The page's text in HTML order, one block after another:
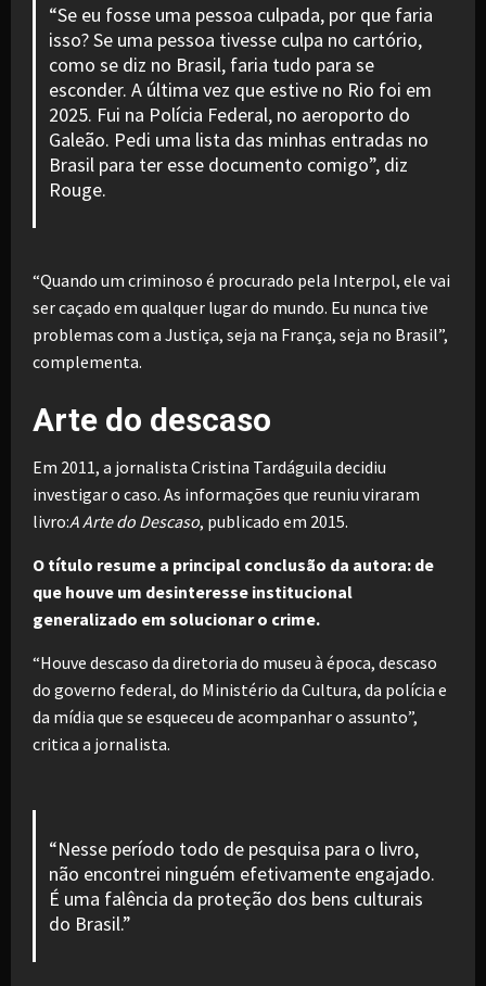
“Se eu fosse uma pessoa culpada, por que faria
isso? Se uma pessoa tivesse culpa no cartório,
como se diz no Brasil, faria tudo para se
esconder. A última vez que estive no Rio foi em
2025. Fui na Polícia Federal, no aeroporto do
Galeão. Pedi uma lista das minhas entradas no
Brasil para ter esse documento comigo”, diz
Rouge.
“Quando um criminoso é procurado pela Interpol, ele vai
ser caçado em qualquer lugar do mundo. Eu nunca tive
problemas com a Justiça, seja na França, seja no Brasil”,
complementa.
Arte do descaso
Em 2011, a jornalista Cristina Tardáguila decidiu
investigar o caso. As informações que reuniu viraram
livro:A Arte do Descaso, publicado em 2015.
O título resume a principal conclusão da autora: de
que houve um desinteresse institucional
generalizado em solucionar o crime.
“Houve descaso da diretoria do museu à época, descaso
do governo federal, do Ministério da Cultura, da polícia e
da mídia que se esqueceu de acompanhar o assunto”,
critica a jornalista.
“Nesse período todo de pesquisa para o livro,
não encontrei ninguém efetivamente engajado.
É uma falência da proteção dos bens culturais
do Brasil.”